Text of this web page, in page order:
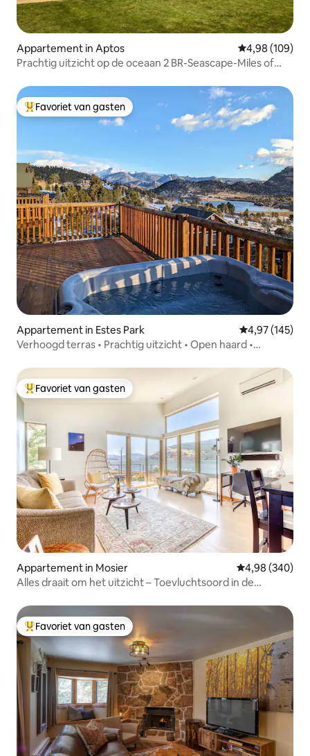
Appartement in Aptos Gemiddelde
4,98 (109)
Prachtig uitzicht op de oceaan 2 BR-Seascape-Miles of
Topfavoriet van gasten
Favoriet van gasten
Appartement in Estes Park Gemiddelde
4,97 (145)
Verhoogd terras • Prachtig uitzicht • Open haard •
Topfavoriet van gasten
Favoriet van gasten
Appartement in Mosier Gemiddelde
4,98 (340)
Alles draait om het uitzicht – Toevluchtsoord in de
Topfavoriet van gasten
Favoriet van gasten